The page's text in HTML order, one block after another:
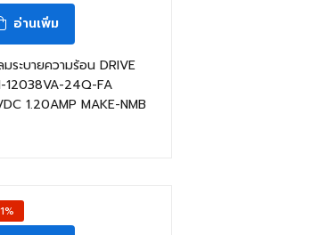
อ่านเพิ่ม
ระบายความร้อน DRIVE
12038VA-24Q-FA
1.20AMP MAKE-NMB